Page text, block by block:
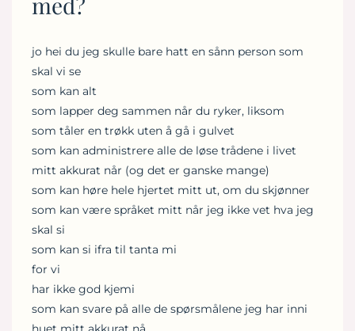
jo hei du jeg skulle bare hatt en sånn person som
skal vi se
som kan alt
som lapper deg sammen når du ryker, liksom
som tåler en trøkk uten å gå i gulvet
som kan administrere alle de løse trådene i livet
mitt akkurat når (og det er ganske mange)
som kan høre hele hjertet mitt ut, om du skjønner
som kan være språket mitt når jeg ikke vet hva jeg
skal si
som kan si ifra til tanta mi
for vi
har ikke god kjemi
som kan svare på alle de spørsmålene jeg har inni